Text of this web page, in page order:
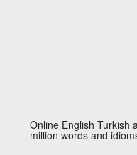
Online English Turkish
million words and